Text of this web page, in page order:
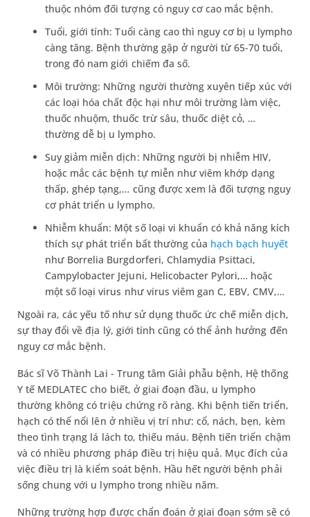
thuộc nhóm đối tượng có nguy cơ cao mắc bệnh.
Tuổi, giới tính: Tuổi càng cao thì nguy cơ bị u lympho
càng tăng. Bệnh thường gặp ở người từ 65-70 tuổi,
trong đó nam giới chiếm đa số.
Môi trường: Những người thường xuyên tiếp xúc với
các loại hóa chất độc hại như môi trường làm việc,
thuốc nhuộm, thuốc trừ sâu, thuốc diệt cỏ, …
thường dễ bị u lympho.
Suy giảm miễn dịch: Những người bị nhiễm HIV,
hoặc mắc các bệnh tự miễn như viêm khớp dạng
thấp, ghép tạng,… cũng được xem là đối tượng nguy
cơ phát triển u lympho.
Nhiễm khuẩn: Một số loại vi khuẩn có khả năng kích
thích sự phát triển bất thường của hạch bạch huyết
như Borrelia Burgdorferi, Chlamydia Psittaci,
Campylobacter Jejuni, Helicobacter Pylori,… hoặc
một số loại virus như virus viêm gan C, EBV, CMV,…
Ngoài ra, các yếu tố như sử dụng thuốc ức chế miễn dịch,
sự thay đổi về địa lý, giới tính cũng có thể ảnh hưởng đến
nguy cơ mắc bệnh.
Bác sĩ Võ Thành Lai - Trung tâm Giải phẫu bệnh, Hệ thống
Y tế MEDLATEC cho biết, ở giai đoạn đầu, u lympho
thường không có triệu chứng rõ ràng. Khi bệnh tiến triển,
hạch có thể nổi lên ở nhiều vị trí như: cổ, nách, bẹn, kèm
theo tình trạng lá lách to, thiếu máu. Bệnh tiến triển chậm
và có nhiều phương pháp điều trị hiệu quả. Mục đích của
việc điều trị là kiểm soát bệnh. Hầu hết người bệnh phải
sống chung với u lympho trong nhiều năm.
Những trường hợp được chẩn đoán ở giai đoạn sớm sẽ có